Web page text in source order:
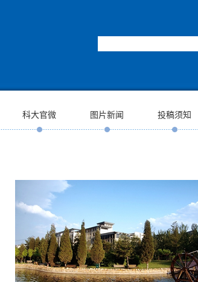
科大官微 图片新闻 投稿须知